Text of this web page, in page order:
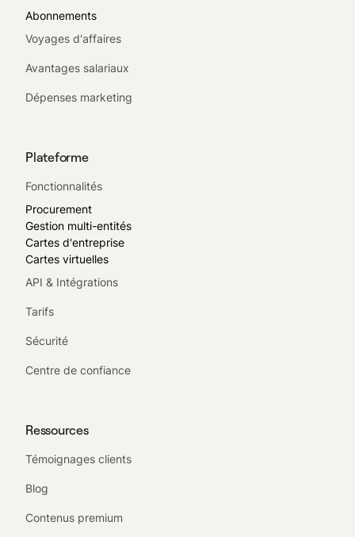
Abonnements
Voyages d'affaires
Avantages salariaux
Dépenses marketing
Plateforme
Fonctionnalités
Procurement
Gestion multi-entités
Cartes d'entreprise
Cartes virtuelles
API & Intégrations
Tarifs
Sécurité
Centre de confiance
Ressources
Témoignages clients
Blog
Contenus premium